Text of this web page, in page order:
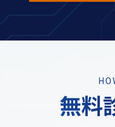
無料